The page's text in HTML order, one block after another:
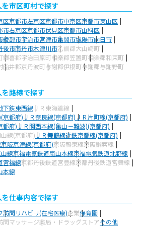
市区町村で探す
区京都市左京区京都市中京区京都市東山区
市右京区京都市伏見区京都市山科区
綾部市宇治市宮津市亀岡市城陽市向日市
後市南丹市木津川市乙訓郡大山崎町
綴喜郡宇治田原町相楽郡笠置町相楽郡和束町
船井郡京丹波町与謝郡伊根町与謝郡与謝野町
路線で探す
下鉄東西線 ＪＲ東海道線
京都府)ＪＲ奈良線(京都府)ＪＲ片町線(京都府)
都府)ＪＲ関西本線(亀山－難波)(京都府)
線(京都府)ＪＲ舞鶴線近鉄京都線(京都府)
京阪京津線(京都府)京阪鴨東線京阪鋼索線
線京福電気鉄道嵐山本線京福電気鉄道北野線
宮福線京都丹後鉄道宮豊線京都丹後鉄道宮舞線
本線
仕事内容で探す
訪問リハビリ(在宅医療)企業保育園
問マッサージ薬局・ドラッグストアその他